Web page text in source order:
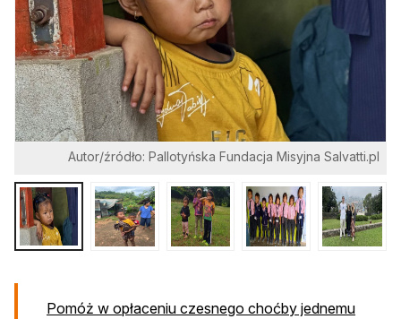
Autor/źródło: Pallotyńska Fundacja Misyjna Salvatti.pl
Pomóż w opłaceniu czesnego choćby jednemu